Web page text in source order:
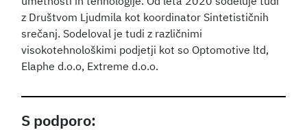
z Društvom Ljudmila kot koordinator Sintetističnih
srečanj. Sodeloval je tudi z različnimi
visokotehnološkimi podjetji kot so Optomotive ltd,
Elaphe d.o.o, Extreme d.o.o.
S podporo: